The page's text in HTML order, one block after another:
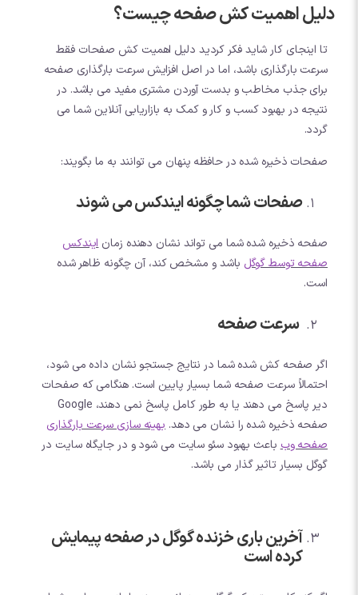
دلیل اهمیت کش صفحه چیست؟
تا اینجای کار شاید فکر کردید دلیل اهمیت کش صفحات فقط
سرعت بارگذاری باشد، اما در اصل افزایش سرعت بارگذاری صفحه
برای جذب مخاطب و بدست آوردن مشتری مفید می باشد. در
نتیجه در بهبود کسب و کار و کمک به بازاریابی آنلاین شما می
گردد.
صفحات ذخیره شده در حافظه پنهان می توانند به ما بگویند:
صفحات شما چگونه ایندکس می شوند
صفحه ذخیره شده شما می تواند نشان دهنده زمانایندکس
صفحه توسط گوگل باشد و مشخص کند، آن چگونه ظاهر شده
است.
سرعت صفحه
اگر صفحه کش شده شما در نتایج جستجو نشان داده می شود،
احتمالاً سرعت صفحه شما بسیار پایین است. هنگامی که صفحات
دیر پاسخ می دهند یا به طور کامل پاسخ نمی دهند، Google
صفحه ذخیره شده را نشان می دهد. بهینه سازی سرعت بارگذاری
صفحه وبباعث بهبود سئو سایت می شود و در جایگاه سایت در
گوگل بسیار تاثیر گذار می باشد.
آخرین باری خزنده گوگل در صفحه پیمایش
کرده است